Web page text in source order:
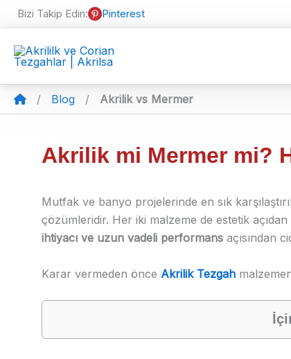
İçeriğeBizi Takip Edin: Pinterest
/ Blog / Akrilik vs Mermer
Akrilik mi Mermer mi?
Mutfak ve banyo projelerinde en sık
çözümleridir. Her iki malzeme de estetik
ihtiyacı ve uzun vadeli performans açısından
Karar vermeden önce Akrilik Tezgah